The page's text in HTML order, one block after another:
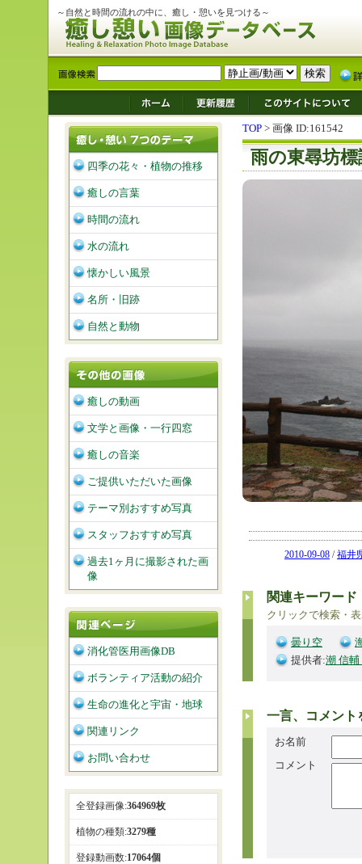
～自然と時間の流れの中に、癒し・憩いを見つける～
TOP > 画像 ID:161542
雨の東尋坊標
2010-09-08 / 福井
関連キーワード
クリックで検索・
曇り空
提供者:潮 信
一言、コメント
お名前
コメント
四季の花々・植物の推移
癒しの言葉
時間の流れ
水の流れ
懐かしい風景
名所・旧跡
自然と動物
癒しの動画
文学と画像・一行四窓
癒しの音楽
ご提供いただいた画像
テーマ別おすすめ写真
スタッフおすすめ写真
過去1ヶ月に撮影された画
像
消化管医用画像DB
ボランティア活動の紹介
生命の進化と宇宙・地球
関連リンク
お問い合わせ
全登録画像:364969枚
植物の種類:3279種
登録動画数:17064個